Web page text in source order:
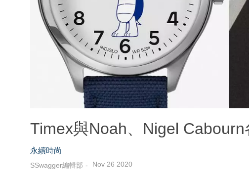
Timex與Noah、Nigel
永續時尚
SSwagger編輯部 Nov 26 2020